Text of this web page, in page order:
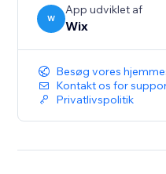
W
App udviklet af
Wix
Besøg vores
Kontakt os for
Privatlivspolitik